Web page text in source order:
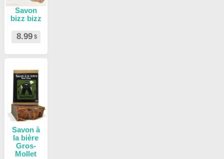
Savon
bizz bizz
8.99 $
Savon à
la bière
Gros-
Mollet